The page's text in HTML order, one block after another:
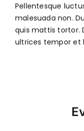
Pellentesque
malesuada non.
quis mattis tortor.
ultrices tempor et